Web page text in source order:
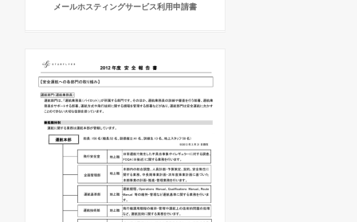
メールホスティングサービス利用申請書